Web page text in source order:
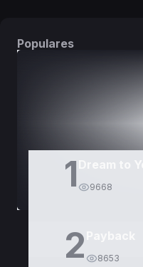
Populares
1 9668
2 8653